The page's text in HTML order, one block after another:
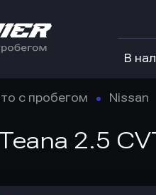
В
с пробегом Nissan
2.5